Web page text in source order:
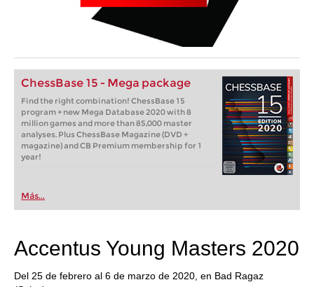
ChessBase 15 - Mega package
Find the right combination! ChessBase 15
program + new Mega Database 2020 with 8
million games and more than 85,000 master
analyses. Plus ChessBase Magazine (DVD +
magazine) and CB Premium membership for 1
year!
Más...
Accentus Young Masters 2020
Del 25 de febrero al 6 de marzo de 2020, en Bad Ragaz